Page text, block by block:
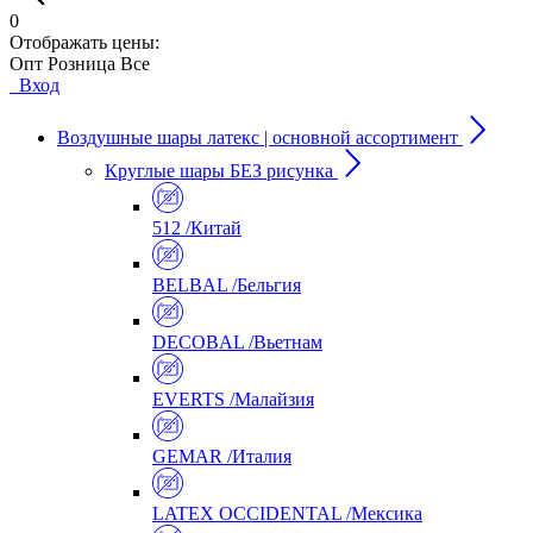
0
Отображать цены:
Опт Розница Все
Вход
Воздушные шары латекс | основной ассортимент
Круглые шары БЕЗ рисунка
512 /Китай
BELBAL /Бельгия
DECOBAL /Вьетнам
EVERTS /Малайзия
GEMAR /Италия
LATEX OCCIDENTAL /Мексика